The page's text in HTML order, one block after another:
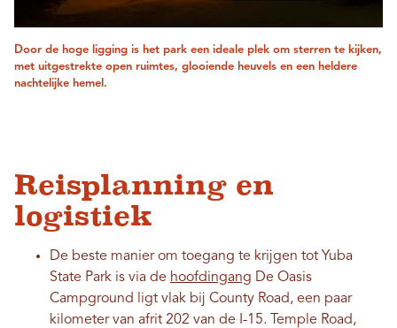
Door de hoge ligging is het park een ideale plek om sterren te kijken,
met uitgestrekte open ruimtes, glooiende heuvels en een heldere
nachtelijke hemel.
Reisplanning en
logistiek
De beste manier om toegang te krijgen tot Yuba
State Park is via de hoofdingang De Oasis
Campground ligt vlak bij County Road, een paar
kilometer van afrit 202 van de I-15. Temple Road,